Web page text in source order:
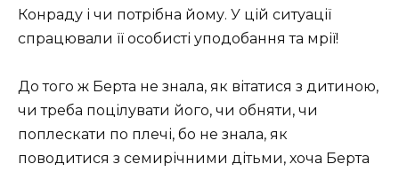
Конраду і чи потрібна йому. У цій ситуації
спрацювали її особисті уподобання та мрії!
До того ж Берта не знала, як вітатися з дитиною,
чи треба поцілувати його, чи обняти, чи
поплескати по плечі, бо не знала, як
поводитися з семирічними дітьми, хоча Берта